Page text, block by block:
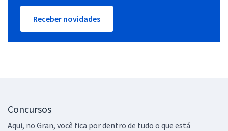
Receber novidades
Concursos
Aqui, no Gran, você fica por dentro de tudo o que está